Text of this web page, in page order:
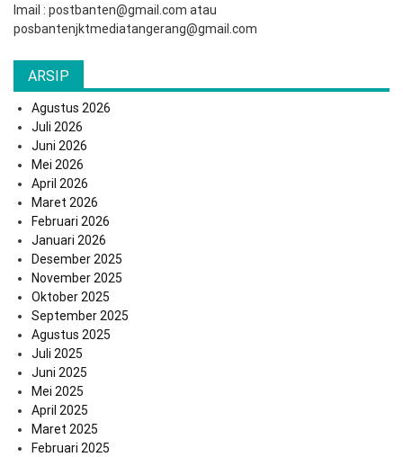
Imail : postbanten@gmail.com atau
posbantenjktmediatangerang@gmail.com
ARSIP
Agustus 2026
Juli 2026
Juni 2026
Mei 2026
April 2026
Maret 2026
Februari 2026
Januari 2026
Desember 2025
November 2025
Oktober 2025
September 2025
Agustus 2025
Juli 2025
Juni 2025
Mei 2025
April 2025
Maret 2025
Februari 2025